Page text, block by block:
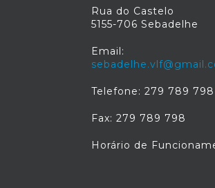
Rua do Castelo
5155-706 Sebadelhe
Email:
Telefone: 279 789 798
Fax: 279 789 798
Horário de